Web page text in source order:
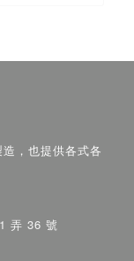
，也提供各式各
弄 36 號